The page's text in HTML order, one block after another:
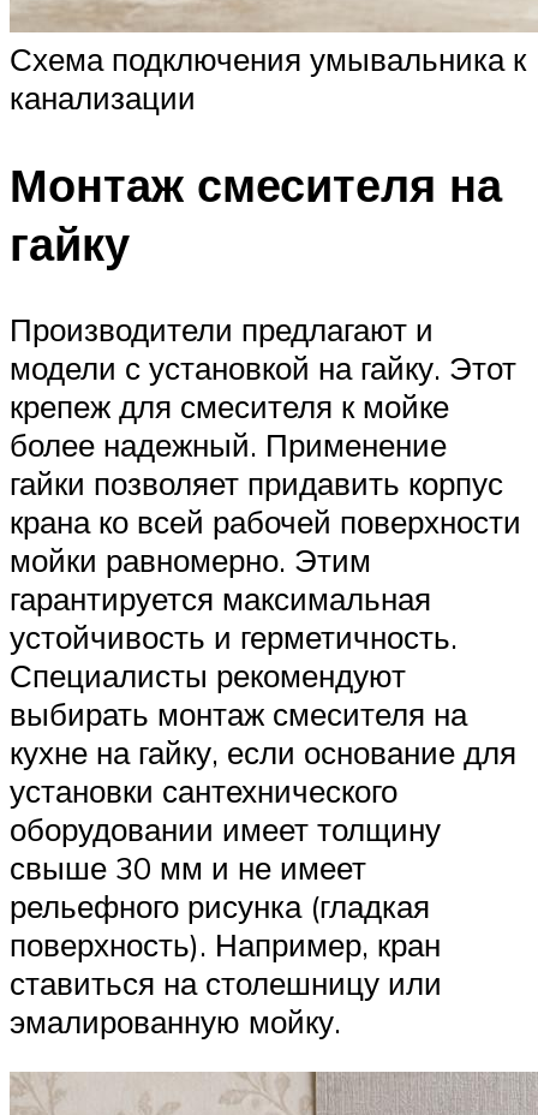
Схема подключения умывальника к
канализации
Монтаж смесителя на
гайку
Производители предлагают и
модели с установкой на гайку. Этот
крепеж для смесителя к мойке
более надежный. Применение
гайки позволяет придавить корпус
крана ко всей рабочей поверхности
мойки равномерно. Этим
гарантируется максимальная
устойчивость и герметичность.
Специалисты рекомендуют
выбирать монтаж смесителя на
кухне на гайку, если основание для
установки сантехнического
оборудовании имеет толщину
свыше 30 мм и не имеет
рельефного рисунка (гладкая
поверхность). Например, кран
ставиться на столешницу или
эмалированную мойку.